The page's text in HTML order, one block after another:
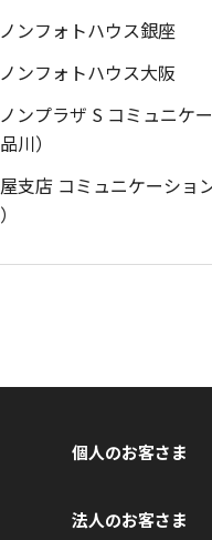
ンフォトハウス銀座
ンフォトハウス大阪
ンプラザ S コミュニケ
川）
支店 コミュニケーショ
個人のお客さま
法人のお客さま